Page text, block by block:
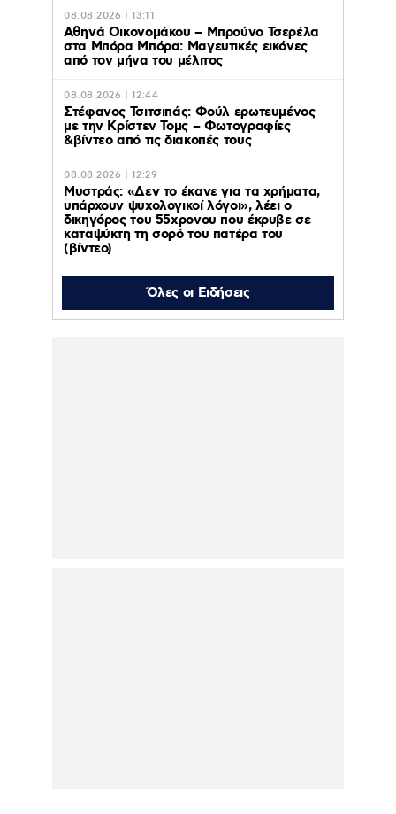
08.08.2026 | 13:11
Αθηνά Οικονομάκου – Μπρούνο Τσερέλα
στα Μπόρα Μπόρα: Mαγευτικές εικόνες
από τον μήνα του μέλιτος
08.08.2026 | 12:44
Στέφανος Τσιτσιπάς: Φούλ ερωτευμένος
με την Κρίστεν Τομς – Φωτογραφίες
&βίντεο από τις διακοπές τους
08.08.2026 | 12:29
Μυστράς: «Δεν το έκανε για τα χρήματα,
υπάρχουν ψυχολογικοί λόγοι», λέει ο
δικηγόρος του 55χρονου που έκρυβε σε
καταψύκτη τη σορό του πατέρα του
(βίντεο)
Όλες οι Ειδήσεις